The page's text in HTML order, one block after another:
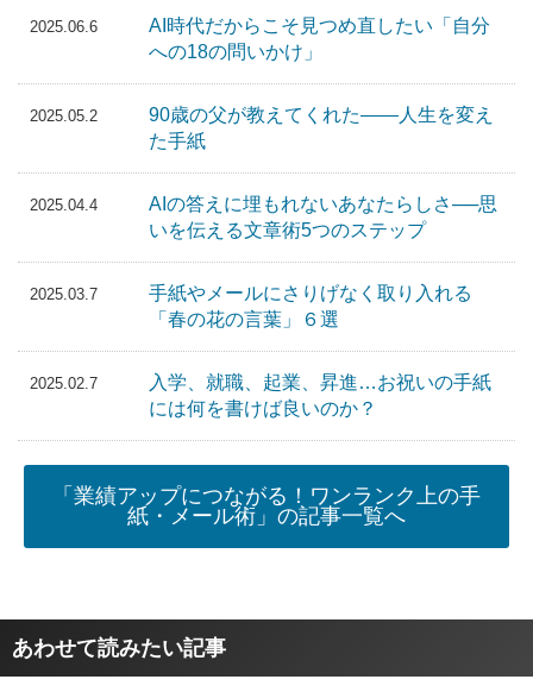
2025.06.6
AI時代だからこそ見つめ直したい「自分
への18の問いかけ」
2025.05.2
90歳の父が教えてくれた――人生を変え
た手紙
2025.04.4
AIの答えに埋もれないあなたらしさ──思
いを伝える文章術5つのステップ
2025.03.7
手紙やメールにさりげなく取り入れる
「春の花の言葉」６選
2025.02.7
入学、就職、起業、昇進…お祝いの手紙
には何を書けば良いのか？
「業績アップにつながる！ワンランク上の手
紙・メール術」の記事一覧へ
あわせて読みたい記事